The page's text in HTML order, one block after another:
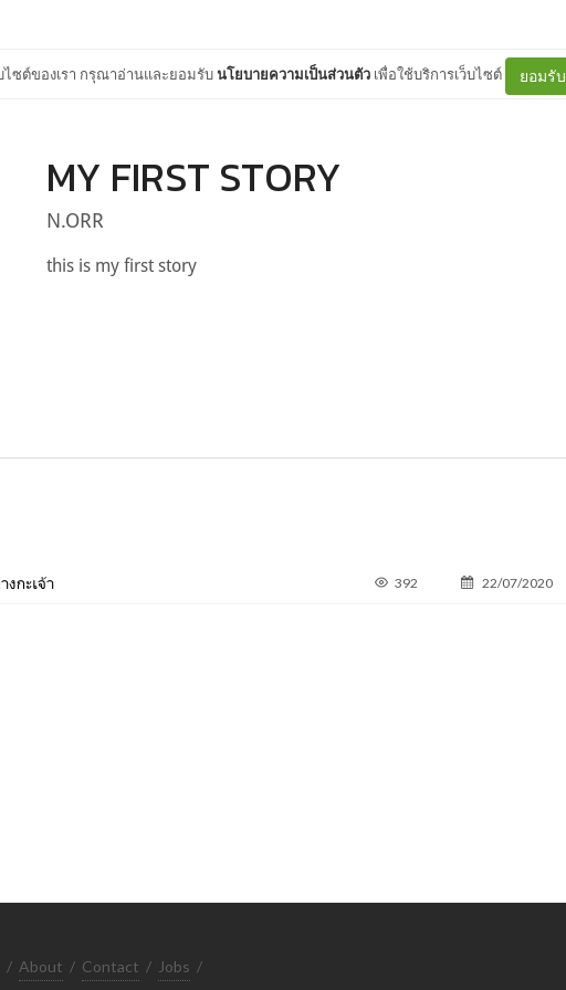
ไซต์ของเรา กรุณาอ่านและยอมรับนโยบายความเป็นส่วนตัว เพื่อใช้บริการเว็บไซต์ ยอมรับ
MY FIRST STORY
N.ORR
this is my first story
กะเจ้า 392 22/07/2020
/ About / Contact / Jobs /